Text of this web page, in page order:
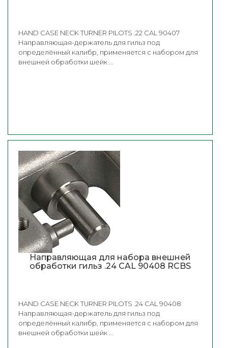
HAND CASE NECK TURNER PILOTS .22 CAL 90407
Направляющая-держатель для гильз под
определённый калибр, применяется с набором для
внешней обработки шейк ...
Направляющая для набора внешней
обработки гильз .24 CAL 90408 RCBS
HAND CASE NECK TURNER PILOTS .24 CAL 90408
Направляющая-держатель для гильз под
определённый калибр, применяется с набором для
внешней обработки шейк ...